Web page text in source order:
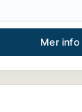
Mer info
lager eller